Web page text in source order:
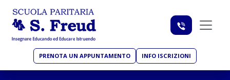
PRENOTA UN APPUNTAMENTO INFO ISCRIZIONI